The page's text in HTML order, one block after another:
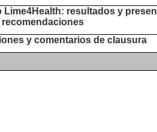
Lime4Health: resultados y
y comentarios de clausura